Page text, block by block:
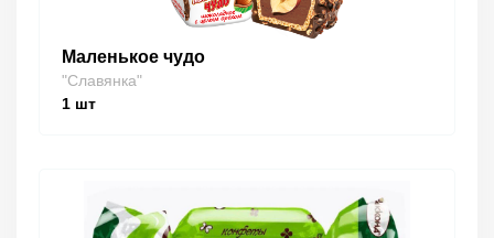
Маленькое чудо
"Славянка"
1 шт